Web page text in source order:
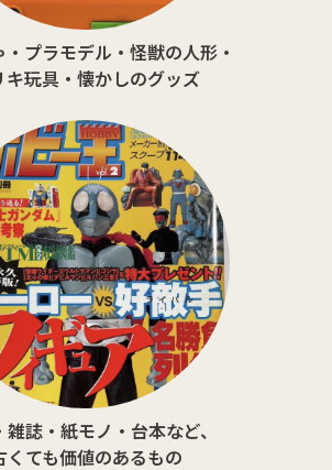
・プラモデル・怪獣の人形・
キ玩具・懐かしのグッズ
雑誌・紙モノ・台本など、
くても価値のあるもの